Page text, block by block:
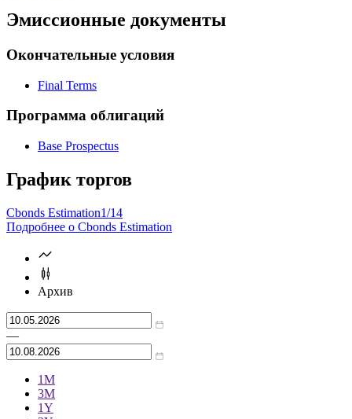
Цена
% от номинала
Окончательные условия
Final Terms
Программа облигаций
График торгов
Cbonds Estimation
Подробнее о Cbonds Estimation
Архив